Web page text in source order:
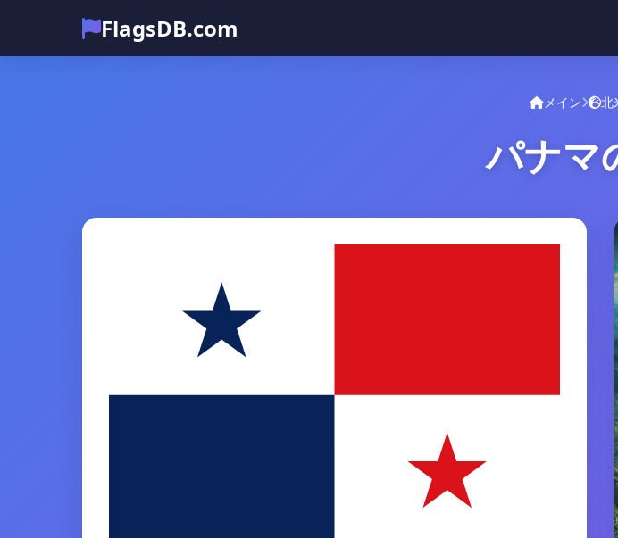
FlagsDB.com
メイン 北
パナマ